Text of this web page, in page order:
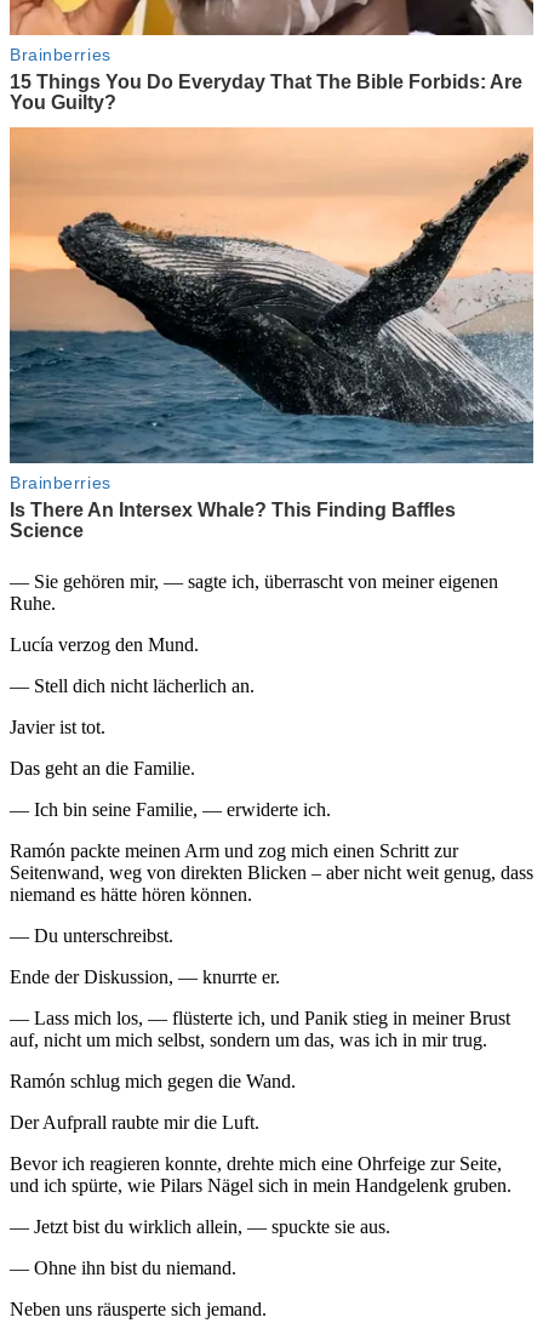
— Sie gehören mir, — sagte ich, überrascht von meiner eigenen
Ruhe.
Lucía verzog den Mund.
— Stell dich nicht lächerlich an.
Javier ist tot.
Das geht an die Familie.
— Ich bin seine Familie, — erwiderte ich.
Ramón packte meinen Arm und zog mich einen Schritt zur
Seitenwand, weg von direkten Blicken – aber nicht weit genug, dass
niemand es hätte hören können.
— Du unterschreibst.
Ende der Diskussion, — knurrte er.
— Lass mich los, — flüsterte ich, und Panik stieg in meiner Brust
auf, nicht um mich selbst, sondern um das, was ich in mir trug.
Ramón schlug mich gegen die Wand.
Der Aufprall raubte mir die Luft.
Bevor ich reagieren konnte, drehte mich eine Ohrfeige zur Seite,
und ich spürte, wie Pilars Nägel sich in mein Handgelenk gruben.
— Jetzt bist du wirklich allein, — spuckte sie aus.
— Ohne ihn bist du niemand.
Neben uns räusperte sich jemand.